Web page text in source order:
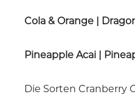
Cola & Orange |
Pineapple Acai |
Die Sorten Cranberry